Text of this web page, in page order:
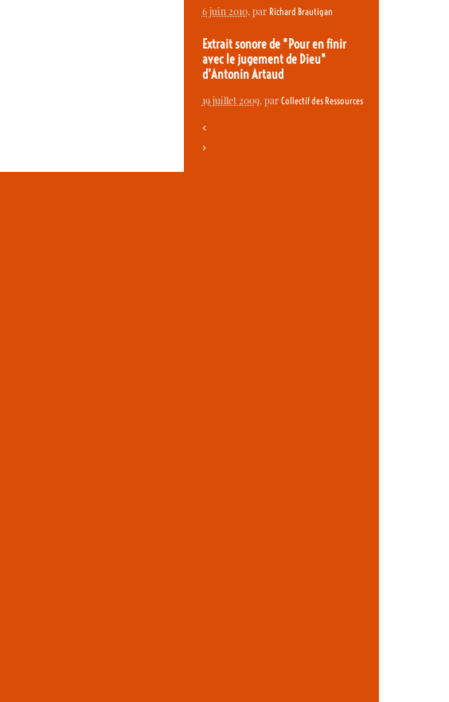
6 juin 2010, par Richard Brautigan
Extrait sonore de "Pour en finir
avec le jugement de Dieu"
d’Antonin Artaud
19 juillet 2009, par Collectif des Ressources
<
>